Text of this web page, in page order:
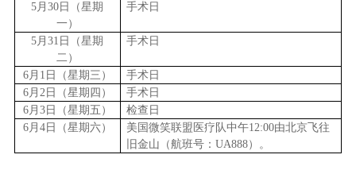
5月30日（星期
一）
手术日
5月31日（星期
二）
手术日
6月1日（星期三）
手术日
6月2日（星期四）
手术日
6月3日（星期五）
检查日
6月4日（星期六）
美国微笑联盟医疗队中午12:00由北京飞往
旧金山（航班号：UA888）。